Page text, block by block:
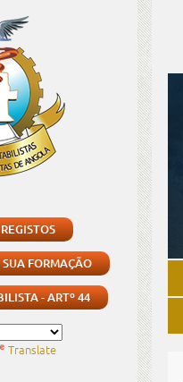
FORMAÇÃO
- ARTº 44
Translate